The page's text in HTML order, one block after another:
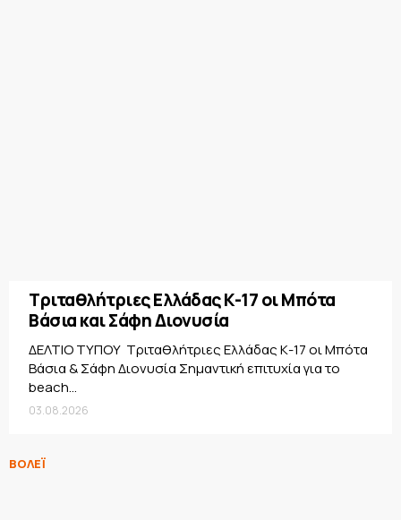
Τριταθλήτριες Ελλάδας Κ-17 οι Μπότα
Βάσια και Σάφη Διονυσία
ΔΕΛΤΙΟ ΤΥΠΟΥ Τριταθλήτριες Ελλάδας Κ-17 οι Μπότα
Βάσια & Σάφη Διονυσία Σημαντική επιτυχία για το
beach...
03.08.2026
ΒΟΛΕΪ